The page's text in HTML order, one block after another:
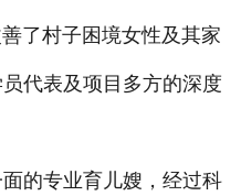
了村子困境女性及其家
代表及项目多方的深度
的专业育儿嫂，经过科